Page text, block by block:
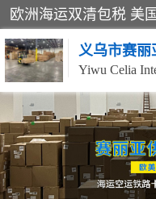
义乌市赛丽
美森快船
加拿大海运/空运-双